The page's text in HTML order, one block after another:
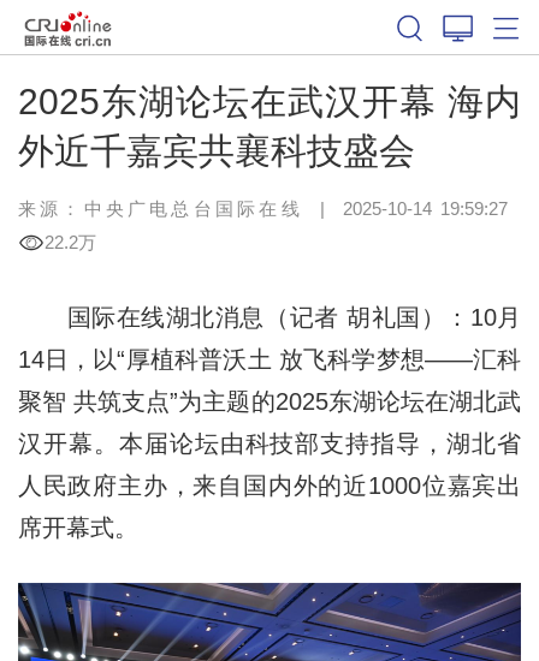
2025东湖论坛在武汉开幕 海内
外近千嘉宾共襄科技盛会
来源：中央广电总台国际在线 | 2025-10-14 19:59:27
22.2万
国际在线湖北消息（记者 胡礼国）：10月
14日，以“厚植科普沃土 放飞科学梦想——汇科
聚智 共筑支点”为主题的2025东湖论坛在湖北武
汉开幕。本届论坛由科技部支持指导，湖北省
人民政府主办，来自国内外的近1000位嘉宾出
席开幕式。